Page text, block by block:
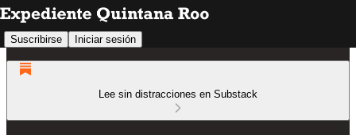
Suscribirse Iniciar sesión
Lee sin distracciones en Substack